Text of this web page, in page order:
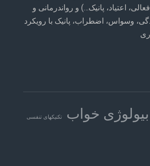
اعتیاد، پانیک…) و رواندرمانی و
وسواس، اضطراب، پانیک با رویکرد
بیولوژی خواب تکنیکهای تنفسی